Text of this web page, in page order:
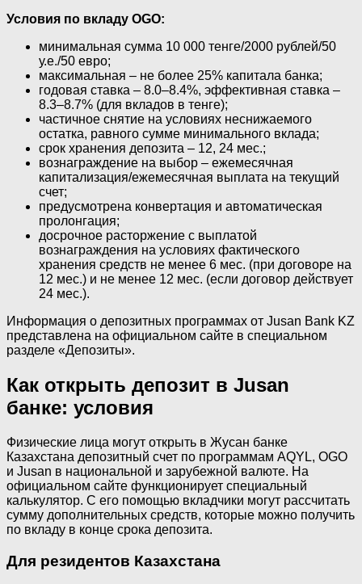
Условия по вкладу OGO:
минимальная сумма 10 000 тенге/2000 рублей/50
у.е./50 евро;
максимальная – не более 25% капитала банка;
годовая ставка – 8.0–8.4%, эффективная ставка –
8.3–8.7% (для вкладов в тенге);
частичное снятие на условиях неснижаемого
остатка, равного сумме минимального вклада;
срок хранения депозита – 12, 24 мес.;
вознаграждение на выбор – ежемесячная
капитализация/ежемесячная выплата на текущий
счет;
предусмотрена конвертация и автоматическая
пролонгация;
досрочное расторжение с выплатой
вознаграждения на условиях фактического
хранения средств не менее 6 мес. (при договоре на
12 мес.) и не менее 12 мес. (если договор действует
24 мес.).
Информация о депозитных программах от Jusan Bank KZ
представлена на официальном сайте в специальном
разделе «Депозиты».
Как открыть депозит в Jusan
банке: условия
Физические лица могут открыть в Жусан банке
Казахстана депозитный счет по программам AQYL, OGO
и Jusan в национальной и зарубежной валюте. На
официальном сайте функционирует специальный
калькулятор. С его помощью вкладчики могут рассчитать
сумму дополнительных средств, которые можно получить
по вкладу в конце срока депозита.
Для резидентов Казахстана